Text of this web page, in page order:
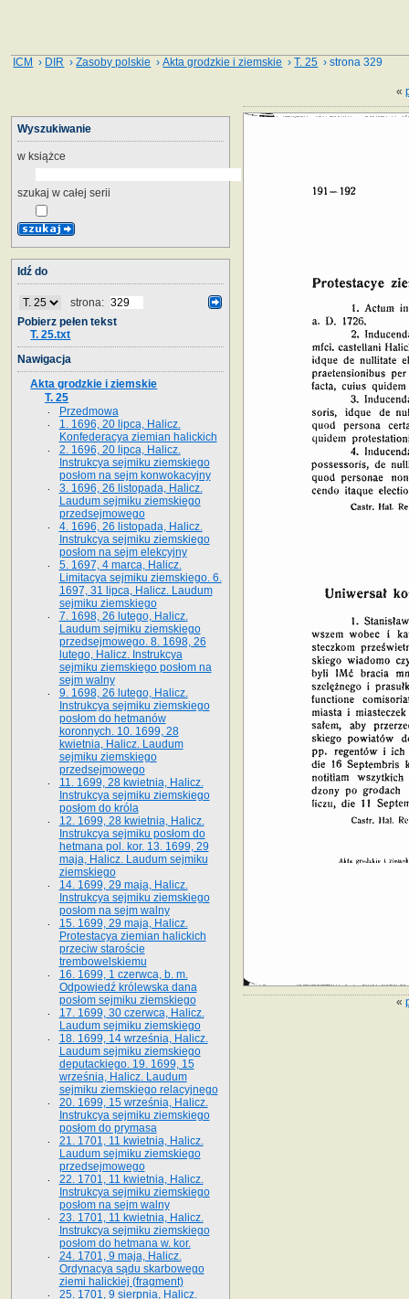
ICM › DIR ›Zasoby polskie ›Akta grodzkie i ziemskie ›T. 25 › strona 329
«
«
Wyszukiwanie
w książce
szukaj w całej serii
Idź do
strona:
Pobierz pełen tekst
T. 25.txt
Nawigacja
Akta grodzkie i ziemskie
T. 25
Przedmowa
1. 1696, 20 lipca, Halicz.
Konfederacya ziemian halickich
2. 1696, 20 lipca, Halicz.
Instrukcya sejmiku ziemskiego
posłom na sejm konwokacyjny
3. 1696, 26 listopada, Halicz.
Laudum sejmiku ziemskiego
przedsejmowego
4. 1696, 26 listopada, Halicz.
Instrukcya sejmiku ziemskiego
posłom na sejm elekcyjny
5. 1697, 4 marca, Halicz.
Limitacya sejmiku ziemskiego. 6.
1697, 31 lipca, Halicz. Laudum
sejmiku ziemskiego
7. 1698, 26 lutego, Halicz.
Laudum sejmiku ziemskiego
przedsejmowego. 8. 1698, 26
lutego, Halicz. Instrukcya
sejmiku ziemskiego posłom na
sejm walny
9. 1698, 26 lutego, Halicz.
Instrukcya sejmiku ziemskiego
posłom do hetmanów
koronnych. 10. 1699, 28
kwietnia, Halicz. Laudum
sejmiku ziemskiego
przedsejmowego
11. 1699, 28 kwietnia, Halicz.
Instrukcya sejmiku ziemskiego
posłom do króla
12. 1699, 28 kwietnia, Halicz.
Instrukcya sejmiku posłom do
hetmana pol. kor. 13. 1699, 29
maja, Halicz. Laudum sejmiku
ziemskiego
14. 1699, 29 maja, Halicz.
Instrukcya sejmiku ziemskiego
posłom na sejm walny
15. 1699, 29 maja, Halicz.
Protestacya ziemian halickich
przeciw staroście
trembowelskiemu
16. 1699, 1 czerwca, b. m.
Odpowiedź królewska dana
posłom sejmiku ziemskiego
17. 1699, 30 czerwca, Halicz.
Laudum sejmiku ziemskiego
18. 1699, 14 września, Halicz.
Laudum sejmiku ziemskiego
deputackiego. 19. 1699, 15
września, Halicz. Laudum
sejmiku ziemskiego relacyjnego
20. 1699, 15 września, Halicz.
Instrukcya sejmiku ziemskiego
posłom do prymasa
21. 1701, 11 kwietnia, Halicz.
Laudum sejmiku ziemskiego
przedsejmowego
22. 1701, 11 kwietnia, Halicz.
Instrukcya sejmiku ziemskiego
posłom na sejm walny
23. 1701, 11 kwietnia, Halicz.
Instrukcya sejmiku ziemskiego
posłom do hetmana w. kor.
24. 1701, 9 maja, Halicz.
Ordynacya sądu skarbowego
ziemi halickiej (fragment)
25. 1701, 9 sierpnia, Halicz.